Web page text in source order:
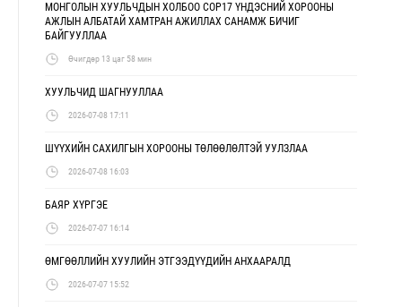
МОНГОЛЫН ХУУЛЬЧДЫН ХОЛБОО COP17 ҮНДЭСНИЙ ХОРООНЫ
АЖЛЫН АЛБАТАЙ ХАМТРАН АЖИЛЛАХ САНАМЖ БИЧИГ
БАЙГУУЛЛАА
Өчигдөр 13 цаг 58 мин
ХУУЛЬЧИД ШАГНУУЛЛАА
2026-07-08 17:11
ШҮҮХИЙН САХИЛГЫН ХОРООНЫ ТӨЛӨӨЛӨЛТЭЙ УУЛЗЛАА
2026-07-08 16:03
БАЯР ХҮРГЭЕ
2026-07-07 16:14
ӨМГӨӨЛЛИЙН ХУУЛИЙН ЭТГЭЭДҮҮДИЙН АНХААРАЛД
2026-07-07 15:52